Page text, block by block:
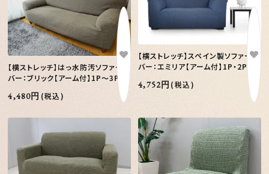
【横ストレッチ】はっ水防汚ソファーカ
バー：ブリック【アーム付】1P～3PW
4,480円 (税込)
【横ストレッチ】スペイン製ソファーカ
バー：エミリア【アーム付】1P・2P
4,752円 (税込)